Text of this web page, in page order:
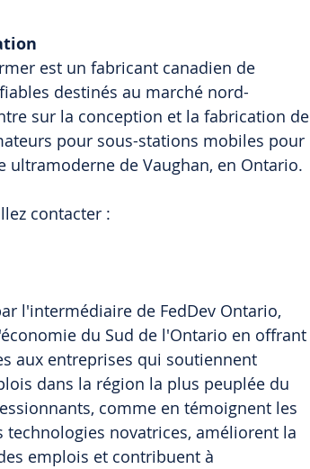
est un fabricant canadien de
destinés au marché nord-
sur la conception et la fabrication de
pour sous-stations mobiles pour
ultramoderne de Vaughan, en Ontario.
contacter :
l'intermédiaire de FedDev Ontario,
du Sud de l'Ontario en offrant
aux entreprises qui soutiennent
dans la région la plus peuplée du
comme en témoignent les
novatrices, améliorent la
emplois et contribuent à